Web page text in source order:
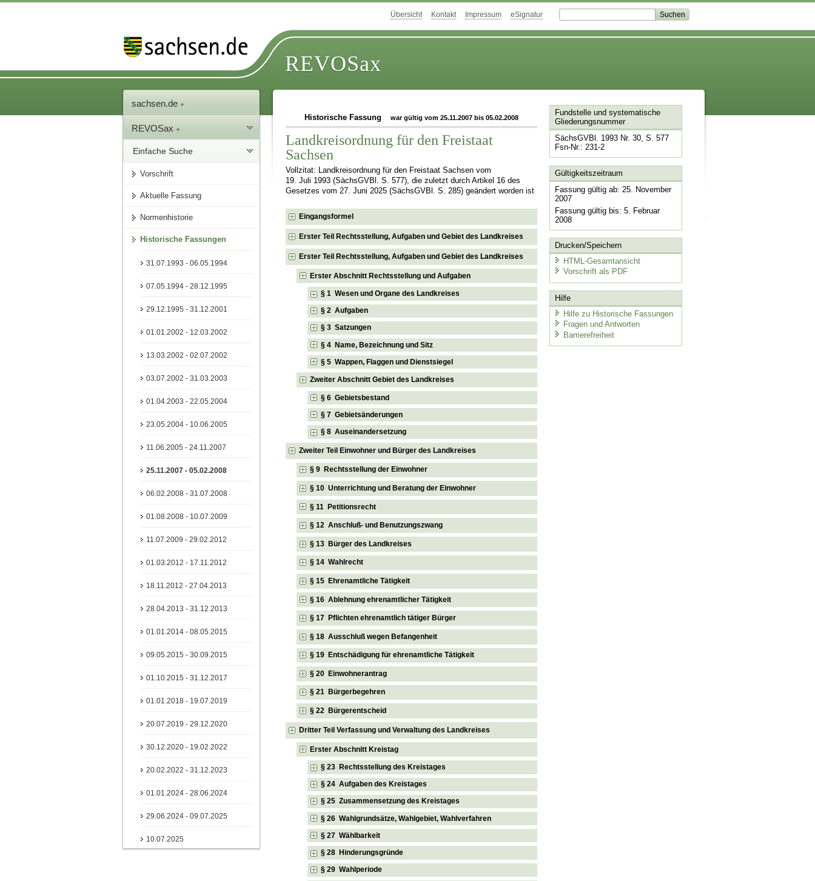
Übersicht Kontakt Impressum eSignatur
REVOSax
sachsen.de
REVOSax
Einfache Suche
Vorschrift
Aktuelle Fassung
Normenhistorie
Historische Fassungen
31.07.1993 - 06.05.1994
07.05.1994 - 28.12.1995
29.12.1995 - 31.12.2001
01.01.2002 - 12.03.2002
13.03.2002 - 02.07.2002
03.07.2002 - 31.03.2003
01.04.2003 - 22.05.2004
23.05.2004 - 10.06.2005
11.06.2005 - 24.11.2007
25.11.2007 - 05.02.2008
06.02.2008 - 31.07.2008
01.08.2008 - 10.07.2009
11.07.2009 - 29.02.2012
01.03.2012 - 17.11.2012
18.11.2012 - 27.04.2013
28.04.2013 - 31.12.2013
01.01.2014 - 08.05.2015
09.05.2015 - 30.09.2015
01.10.2015 - 31.12.2017
01.01.2018 - 19.07.2019
20.07.2019 - 29.12.2020
30.12.2020 - 19.02.2022
20.02.2022 - 31.12.2023
01.01.2024 - 28.06.2024
29.06.2024 - 09.07.2025
10.07.2025
Historische Fassung war gültig vom 25.11.2007 bis 05.02.2008
Landkreisordnung für den Freistaat
Sachsen
Vollzitat: Landkreisordnung für den Freistaat Sachsen vom
19. Juli 1993 (SächsGVBl. S. 577), die zuletzt durch Artikel 16 des
Gesetzes vom 27. Juni 2025 (SächsGVBl. S. 285) geändert worden ist
Eingangsformel
Erster Teil Rechtsstellung, Aufgaben und Gebiet des Landkreises
Erster Teil Rechtsstellung, Aufgaben und Gebiet des Landkreises
Erster Abschnitt Rechtsstellung und Aufgaben
§ 1 Wesen und Organe des Landkreises
§ 2 Aufgaben
§ 3 Satzungen
§ 4 Name, Bezeichnung und Sitz
§ 5 Wappen, Flaggen und Dienstsiegel
Zweiter Abschnitt Gebiet des Landkreises
§ 6 Gebietsbestand
§ 7 Gebietsänderungen
§ 8 Auseinandersetzung
Zweiter Teil Einwohner und Bürger des Landkreises
§ 9 Rechtsstellung der Einwohner
§ 10 Unterrichtung und Beratung der Einwohner
§ 11 Petitionsrecht
§ 12 Anschluß- und Benutzungszwang
§ 13 Bürger des Landkreises
§ 14 Wahlrecht
§ 15 Ehrenamtliche Tätigkeit
§ 16 Ablehnung ehrenamtlicher Tätigkeit
§ 17 Pflichten ehrenamtlich tätiger Bürger
§ 18 Ausschluß wegen Befangenheit
§ 19 Entschädigung für ehrenamtliche Tätigkeit
§ 20 Einwohnerantrag
§ 21 Bürgerbegehren
§ 22 Bürgerentscheid
Dritter Teil Verfassung und Verwaltung des Landkreises
Erster Abschnitt Kreistag
§ 23 Rechtsstellung des Kreistages
§ 24 Aufgaben des Kreistages
§ 25 Zusammensetzung des Kreistages
§ 26 Wahlgrundsätze, Wahlgebiet, Wahlverfahren
§ 27 Wählbarkeit
§ 28 Hinderungsgründe
§ 29 Wahlperiode
Fundstelle und systematische
Gliederungsnummer
SächsGVBl. 1993 Nr. 30, S. 577
Fsn-Nr.: 231-2
Gültigkeitszeitraum
Fassung gültig ab: 25. November
2007
Fassung gültig bis: 5. Februar
2008
Drucken/Speichern
HTML-Gesamtansicht
Vorschrift als PDF
Hilfe
Hilfe zu Historische Fassungen
Fragen und Antworten
Barrierefreiheit